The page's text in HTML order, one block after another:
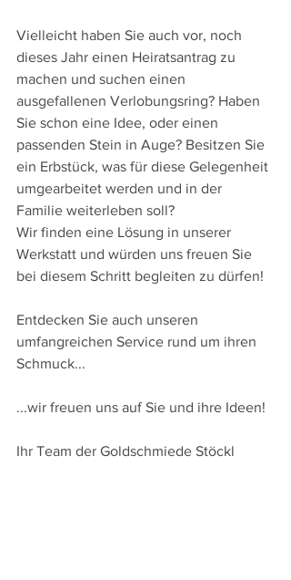
Vielleicht haben Sie auch vor, noch
dieses Jahr einen Heiratsantrag zu
machen und suchen einen
ausgefallenen Verlobungsring? Haben
Sie schon eine Idee, oder einen
passenden Stein in Auge? Besitzen Sie
ein Erbstück, was für diese Gelegenheit
umgearbeitet werden und in der
Familie weiterleben soll?
Wir finden eine Lösung in unserer
Werkstatt und würden uns freuen Sie
bei diesem Schritt begleiten zu dürfen!
Entdecken Sie auch unseren
umfangreichen Service rund um ihren
Schmuck...
...wir freuen uns auf Sie und ihre Ideen!
Ihr Team der Goldschmiede Stöckl